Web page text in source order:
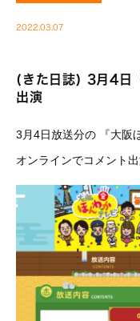
2022.03.07
(きた日誌) 3月4日
出演
3月4日放送分の 『大阪
オンラインでコメント